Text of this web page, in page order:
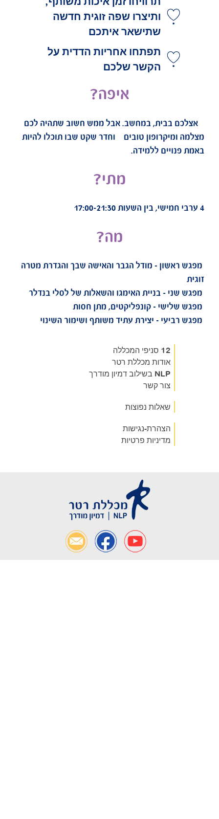
ותיצרו שפה זוגית חדשה
שתישאר איתכם
תפתחו אחריות הדדית על
הקשר שלכם
במחשב. אבל ממש חשוב שתהיה לכם
טובים וחדר שקט שבו תוכלו להיות
ללמידה.
– מודל הגבר והאישה שבך והגדרת מטרה
– בניית האימגו והשאלות של לסלי בנדלר
– קונפליקטים, מתן חסות
– יצירת עתיד משותף ושימור השינוי
אודות מכללת רטר
שאלות נפוצות
הצהרת-נגישות
מדיניות פרטיות